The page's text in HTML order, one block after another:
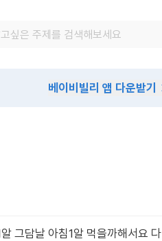
베이비빌리 앱 다운받기
그담날 아침1알 먹을까해서요 다